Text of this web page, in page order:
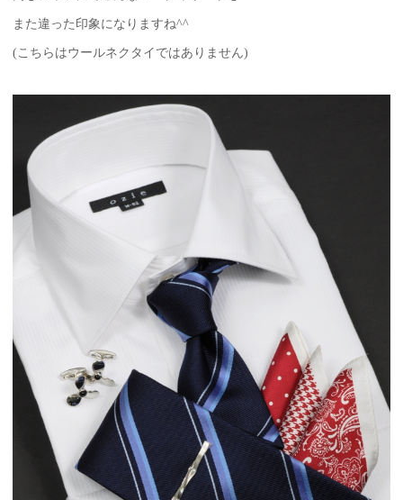
また違った印象になりますね^^
(こちらはウールネクタイではありません)